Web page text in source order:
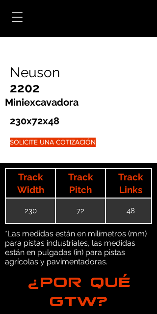
Neuson
2202
Miniexcavadora
230x72x48
SOLICITE UNA COTIZACIÓN
Track
Width
Track
Pitch
Track
Links
230 72 48
*Las medidas están en milímetros (mm)
para pistas industriales, las medidas
están en pulgadas (in) para pistas
agrícolas y pavimentadoras.
¿POR QUÉ
GTW?